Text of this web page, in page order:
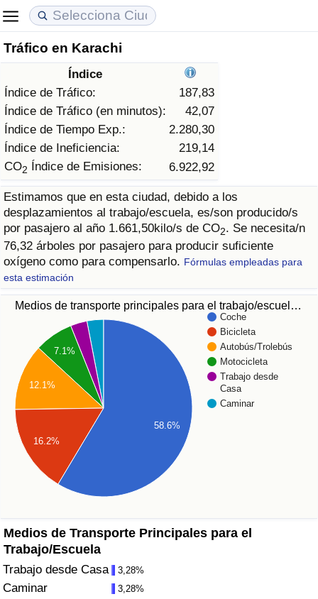
Tráfico en Karachi
Índice
Índice de Tráfico:
187,83
Índice de Tráfico (en minutos):
42,07
Índice de Tiempo Exp.:
2.280,30
Índice de Ineficiencia:
219,14
CO2 Índice de Emisiones: 6.922,92
Estimamos que en esta ciudad, debido a los
desplazamientos al trabajo/escuela, es/son producido/s
por pasajero al año 1.661,50kilo/s de CO2. Se necesita/n
76,32 árboles por pasajero para producir suficiente
oxígeno como para compensarlo. Fórmulas empleadas para
esta estimación
Medios de transporte principales para el trabajo/escuel…
Coche
Bicicleta
Autobús/Trolebús
Motocicleta
Trabajo desde
Casa
Caminar
7.1%
12.1%
16.2%
58.6%
Medios de Transporte Principales para el
Trabajo/Escuela
Trabajo desde Casa 3,28%
Caminar 3,28%
Coste de vida
Índice de Costo de Vida (Actual)
Índice de Costo de Vida
Índice de costo de vida por país
en aqaba
Precios de las propiedades
Índice de Precios de Inmuebles (Actual)
Índice de Precios de Inmuebles
Índice de Precios de Inmuebles por País
Calidad de Vida
Índice de Calidad de Vida
Índice de Calidad de Vida (Actual)
Índice de calidad de vida por país
Delincuencia
Calificación del Índice de Criminalidad
(Actual)
Índice de criminalidad por país
Sanidad
Índice de Sanidad (Actual)
Índice de Sanidad
Índice de Sanidad por País
Índice de Contaminación (Actual)
Índice de contaminación